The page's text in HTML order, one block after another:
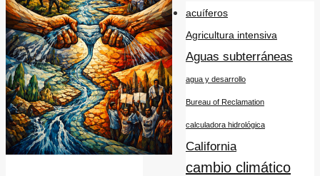
acuíferos
Agricultura intensiva
Aguas subterráneas
agua y desarrollo
Bureau of Reclamation
calculadora hidrológica
California
cambio climático